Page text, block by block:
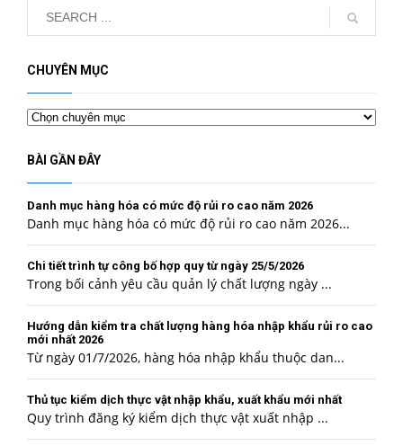
CHUYÊN MỤC
Chuyên
mục
BÀI GẦN ĐÂY
Danh mục hàng hóa có mức độ rủi ro cao năm 2026
Danh mục hàng hóa có mức độ rủi ro cao năm 2026...
Chi tiết trình tự công bố hợp quy từ ngày 25/5/2026
Trong bối cảnh yêu cầu quản lý chất lượng ngày ...
Hướng dẫn kiểm tra chất lượng hàng hóa nhập khẩu rủi ro cao
mới nhất 2026
Từ ngày 01/7/2026, hàng hóa nhập khẩu thuộc dan...
Thủ tục kiểm dịch thực vật nhập khẩu, xuất khẩu mới nhất
Quy trình đăng ký kiểm dịch thực vật xuất nhập ...